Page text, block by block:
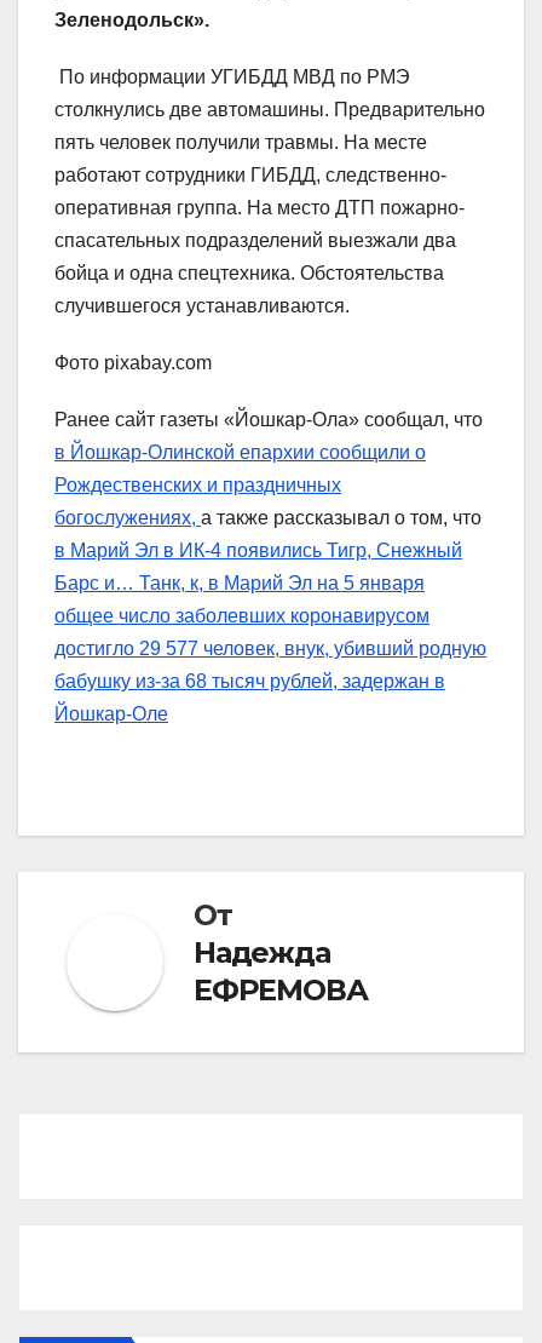
Зеленодольск».
По информации УГИБДД МВД по РМЭ
столкнулись две автомашины. Предварительно
пять человек получили травмы. На месте
работают сотрудники ГИБДД, следственно-
оперативная группа. На место ДТП пожарно-
спасательных подразделений выезжали два
бойца и одна спецтехника. Обстоятельства
случившегося устанавливаются.
Фото pixabay.com
Ранее сайт газеты «Йошкар-Ола» сообщал, что
в Йошкар-Олинской епархии сообщили о
Рождественских и праздничных
богослужениях, а также рассказывал о том, что
в Марий Эл в ИК-4 появились Тигр, Снежный
Барс и… Танк, к, в Марий Эл на 5 января
общее число заболевших коронавирусом
достигло 29 577 человек, внук, убивший родную
бабушку из-за 68 тысяч рублей, задержан в
Йошкар-Оле
От
Надежда
ЕФРЕМОВА